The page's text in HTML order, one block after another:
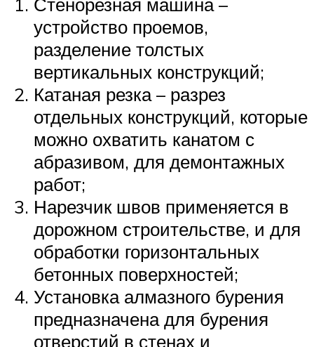
Стенорезная машина –
устройство проемов,
разделение толстых
вертикальных конструкций;
Катаная резка – разрез
отдельных конструкций, которые
можно охватить канатом с
абразивом, для демонтажных
работ;
Нарезчик швов применяется в
дорожном строительстве, и для
обработки горизонтальных
бетонных поверхностей;
Установка алмазного бурения
предназначена для бурения
отверстий в стенах и